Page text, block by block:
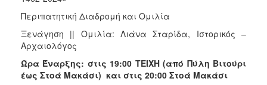
Περιπατητική Διαδρομή και Ομιλία
Ξενάγηση || Ομιλία: Λιάνα Σταρίδα, Ιστορικός –
Αρχαιολόγος
Ώρα Έναρξης: στις 19:00 ΤΕΙΧΗ (από Πύλη Βιτούρι
έως Στοά Μακάσι) και στις 20:00 Στοά Μακάσι